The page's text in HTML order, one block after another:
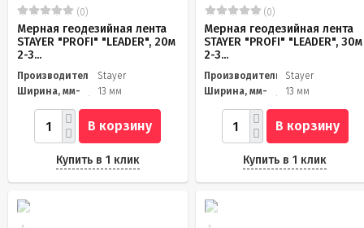
(0)
Мерная геодезийная лента
STAYER "PROFI" "LEADER", 20м
2-3...
Производитель
Stayer
Ширина, мм-
13 мм
В корзину
Купить в 1 клик
(0)
Мерная геодезийная лента
STAYER "PROFI" "LEADER", 30м
2-3...
Производитель
Stayer
Ширина, мм-
13 мм
В корзину
Купить в 1 клик